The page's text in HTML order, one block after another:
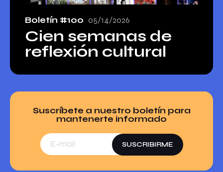
Boletín #100 05/14/2026
Cien semanas de
reflexión cultural
Suscríbete a nuestro boletín para
mantenerte informado